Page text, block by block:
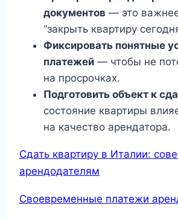
документов — это
“закрыть квартиру
Фиксировать понятные
платежей — чтобы не
на просрочках.
Подготовить объект к
состояние квартиры
на качество арендатора.
Сдать квартиру в Италии:
арендодателям
Своевременные платежи